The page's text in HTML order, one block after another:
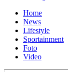
Home
News
Lifestyle
Sportainment
Foto
Video